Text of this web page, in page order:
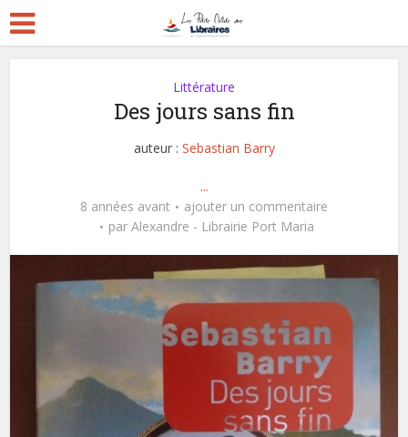
Littérature
Des jours sans fin
auteur : Sebastian Barry
...
8 années avant
ajouter un commentaire
par Alexandre - Librairie Port Maria